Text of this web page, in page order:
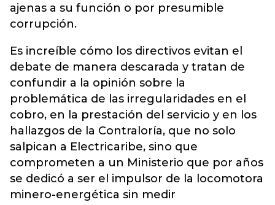
ajenas a su función o por presumible
corrupción.
Es increíble cómo los directivos evitan el
debate de manera descarada y tratan de
confundir a la opinión sobre la
problemática de las irregularidades en el
cobro, en la prestación del servicio y en los
hallazgos de la Contraloría, que no solo
salpican a Electricaribe, sino que
comprometen a un Ministerio que por años
se dedicó a ser el impulsor de la locomotora
minero-energética sin medir